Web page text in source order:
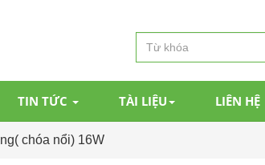
TIN TỨC TÀI LIỆU LIÊN HỆ
chóa nổi) 16W